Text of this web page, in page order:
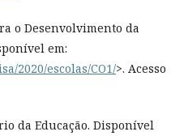
o Desenvolvimento da
em:
2020/escolas/CO1/>. Acesso
da Educação. Disponível